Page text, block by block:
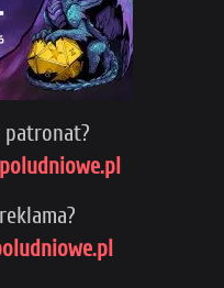
patronat?